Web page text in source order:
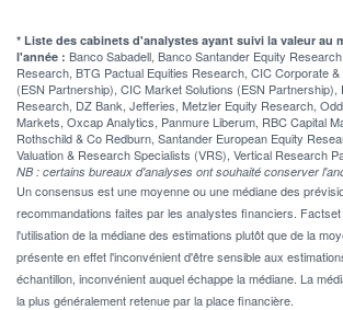
* Liste des cabinets d'analystes ayant suivi la valeur au
l'année : Banco Sabadell, Banco Santander Equity
Research, BTG Pactual Equities Research, CIC Corporate
(ESN Partnership), CIC Market Solutions (ESN Partnership),
Research, DZ Bank, Jefferies, Metzler Equity Research,
Markets, Oxcap Analytics, Panmure Liberum, RBC Capital
Rothschild & Co Redburn, Santander European Equity
Valuation & Research Specialists (VRS), Vertical Research
NB : certains bureaux d'analyses ont souhaité conserver
Un consensus est une moyenne ou une médiane des
recommandations faites par les analystes financiers.
l'utilisation de la médiane des estimations plutôt que de la
présente en effet l'inconvénient d'être sensible aux
échantillon, inconvénient auquel échappe la médiane. La
la plus généralement retenue par la place financière.